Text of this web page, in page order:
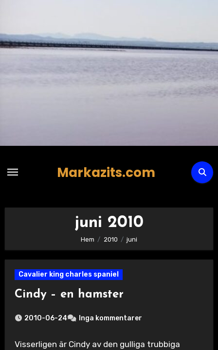
innehåll
Markazits.com
juni 2010
Hem 2010 juni
Cavalier king charles spaniel
Cindy – en hamster
2010-06-24 Inga kommentarer
Visserligen är Cindy av den gulliga trubbiga